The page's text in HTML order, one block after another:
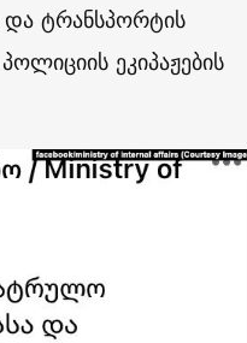
და ტრანსპორტის
ეკიპაჟების